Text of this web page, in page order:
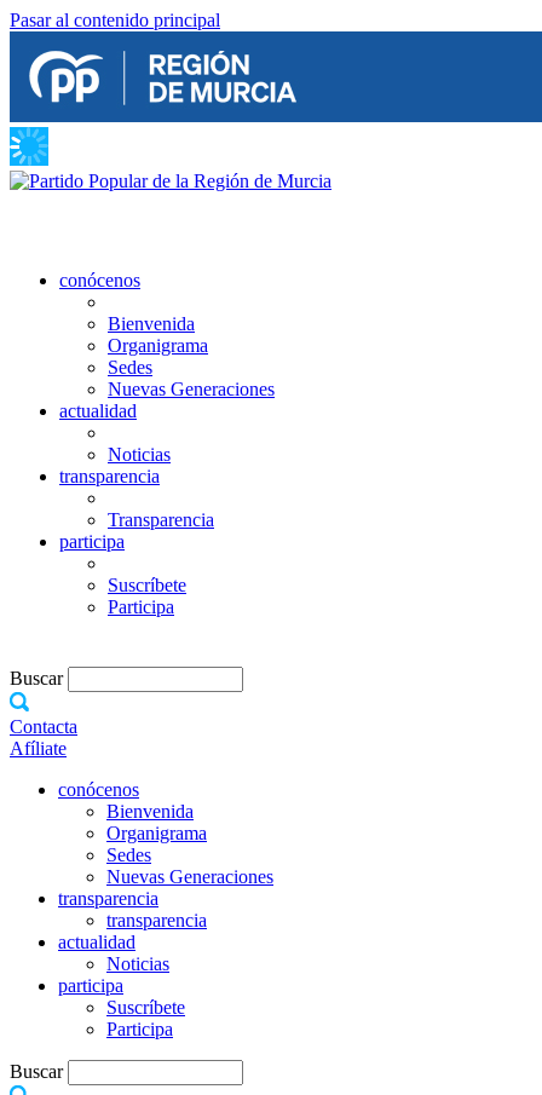
Pasar al contenido principal
conócenos
Bienvenida
Organigrama
Sedes
Nuevas Generaciones
actualidad
Noticias
transparencia
Transparencia
participa
Suscríbete
Participa
Buscar
Contacta
Afíliate
conócenos
Bienvenida
Organigrama
Sedes
Nuevas Generaciones
transparencia
transparencia
actualidad
Noticias
participa
Suscríbete
Participa
Buscar